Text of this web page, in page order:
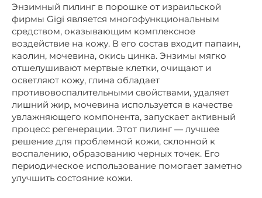
Энзимный пилинг в порошке от израильской
фирмы Gigi является многофункциональным
средством, оказывающим комплексное
воздействие на кожу. В его состав входит папаин,
каолин, мочевина, окись цинка. Энзимы мягко
отшелушивают мертвые клетки, очищают и
осветляют кожу, глина обладает
противовоспалительными свойствами, удаляет
лишний жир, мочевина используется в качестве
увлажняющего компонента, запускает активный
процесс регенерации. Этот пилинг — лучшее
решение для проблемной кожи, склонной к
воспалению, образованию черных точек. Его
периодическое использование помогает заметно
улучшить состояние кожи.